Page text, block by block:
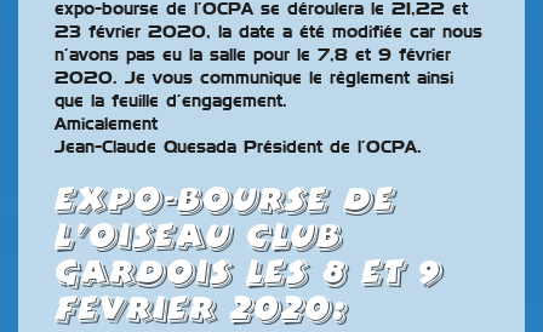
expo-bourse de l’OCPA se déroulera le 21,22 et
23 février 2020, la date a été modifiée car nous
n’avons pas eu la salle pour le 7,8 et 9 février
2020. Je vous communique le règlement ainsi
que la feuille d’engagement.
Amicalement
Jean-Claude Quesada Président de l’OCPA.
EXPO-BOURSE DE
l’oiseau club
Gardois les 8 et 9
FEVRIER 2020: